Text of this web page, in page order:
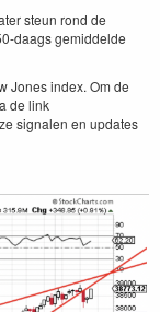
steun rond de
daags gemiddelde
Jones index. Om de
de link
signalen en updates